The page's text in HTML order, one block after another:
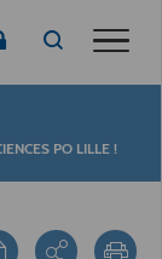
PO LILLE !